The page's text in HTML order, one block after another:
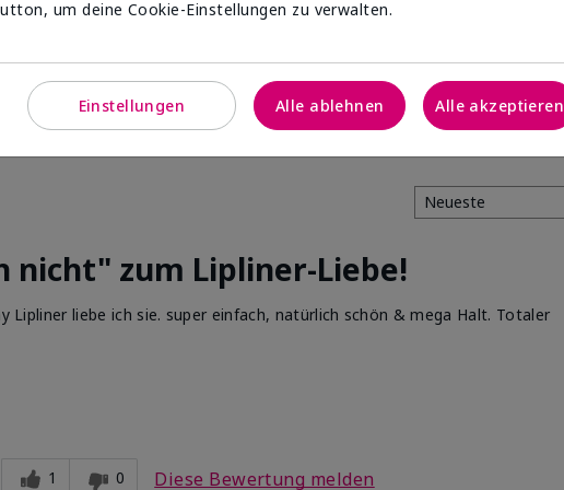
nicht" zum Lipliner-Liebe!
liebe ich sie. super einfach, natürlich schön & mega Halt. Totaler
1 0 Diese Bewertung melden
um deine Cookie-Einstellungen zu verwalten.
Einstellungen Alle ablehnen Alle akzeptieren